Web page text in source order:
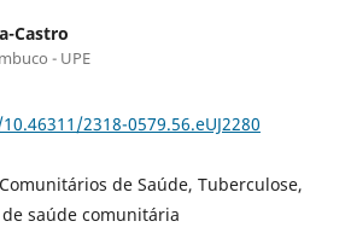
Castro
- UPE
2318-0579.56.eUJ2280
de Saúde, Tuberculose,
saúde comunitária